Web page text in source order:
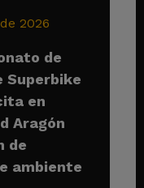
2026
de
Superbike
en
Aragón
de
ambiente